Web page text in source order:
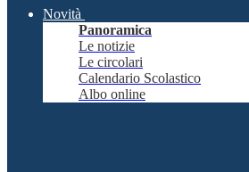
Novità
Panoramica
Le notizie
Le circolari
Calendario Scolastico
Albo online